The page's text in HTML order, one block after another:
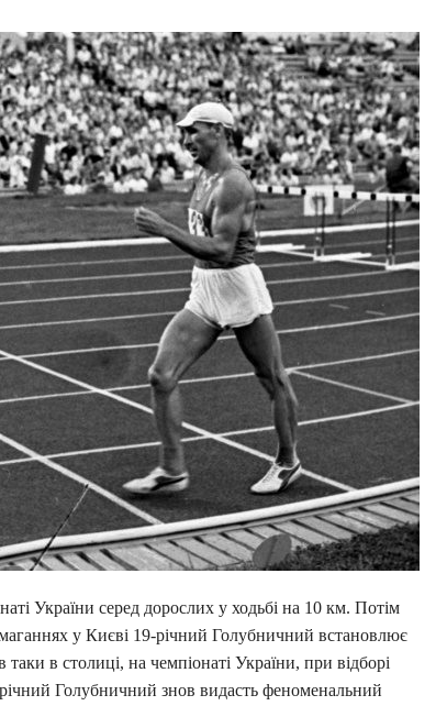
України серед дорослих у ходьбі на 10 км. Потім
у Києві 19-річний Голубничний встановлює
в столиці, на чемпіонаті України, при відборі
Голубничний знов видасть феноменальний